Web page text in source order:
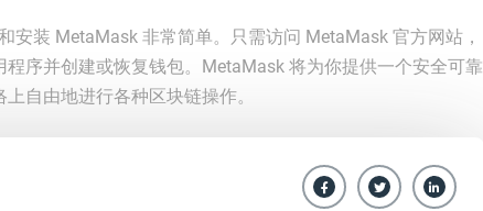
安装 MetaMask 非常简单。只需访问 MetaMask 官方网站，
序并创建或恢复钱包。MetaMask 将为你提供一个安全可靠
自由地进行各种区块链操作。